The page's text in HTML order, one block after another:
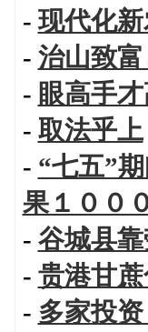
-现代化
- 治山致
- 眼高手
- 取法乎上
- “七五”
果１００
- 谷城县
- 贵港甘
- 多家投